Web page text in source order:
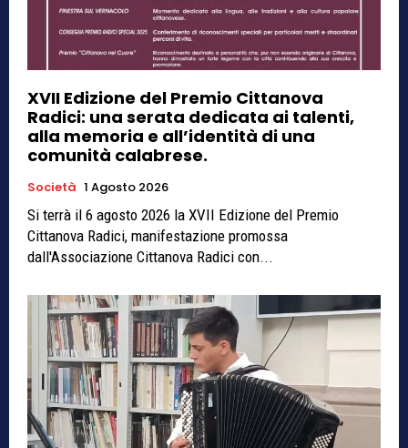
XVII Edizione del Premio Cittanova
Radici: una serata dedicata ai talenti,
alla memoria e all’identità di una
comunità calabrese.
Società 1 Agosto 2026
Si terrà il 6 agosto 2026 la XVII Edizione del Premio
Cittanova Radici, manifestazione promossa
dall'Associazione Cittanova Radici con...